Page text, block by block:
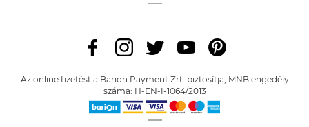
Az online fizetést a Barion Payment Zrt. biztosítja, MNB engedély
száma: H-EN-I-1064/2013